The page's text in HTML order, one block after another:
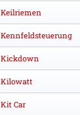
Keilriemen
Kennfeldsteuerung
Kickdown
Kilowatt
Kit Car